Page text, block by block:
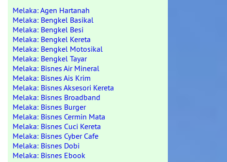
Melaka: Agen Hartanah
Melaka: Bengkel Basikal
Melaka: Bengkel Besi
Melaka: Bengkel Kereta
Melaka: Bengkel Motosikal
Melaka: Bengkel Tayar
Melaka: Bisnes Air Mineral
Melaka: Bisnes Ais Krim
Melaka: Bisnes Aksesori Kereta
Melaka: Bisnes Broadband
Melaka: Bisnes Burger
Melaka: Bisnes Cermin Mata
Melaka: Bisnes Cuci Kereta
Melaka: Bisnes Cyber Cafe
Melaka: Bisnes Dobi
Melaka: Bisnes Ebook